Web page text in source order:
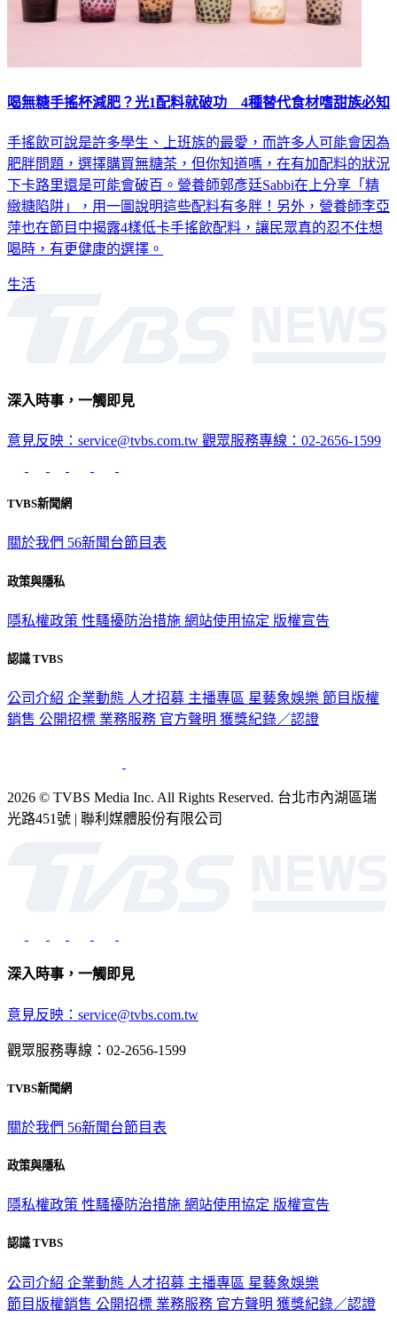
喝無糖手搖杯減肥？光1配料就破功 4種替代食材嗜甜族必知
手搖飲可說是許多學生、上班族的最愛，而許多人可能會因為
肥胖問題，選擇購買無糖茶，但你知道嗎，在有加配料的狀況
下卡路里還是可能會破百。營養師郭彥廷Sabbi在上分享「精
緻糖陷阱」，用一圖說明這些配料有多胖！另外，營養師李亞
萍也在節目中揭露4樣低卡手搖飲配料，讓民眾真的忍不住想
喝時，有更健康的選擇。
生活
深入時事，一觸即見
意見反映：service@tvbs.com.tw 觀眾服務專線：02-2656-1599
TVBS新聞網
關於我們 56新聞台節目表
政策與隱私
隱私權政策 性騷擾防治措施 網站使用協定 版權宣告
認識 TVBS
公司介紹 企業動態 人才招募 主播專區 星藝象娛樂 節目版權
銷售 公開招標 業務服務 官方聲明 獲獎紀錄／認證
2026 © TVBS Media Inc. All Rights Reserved. 台北市內湖區瑞
光路451號 | 聯利媒體股份有限公司
深入時事，一觸即見
意見反映：service@tvbs.com.tw
觀眾服務專線：02-2656-1599
TVBS新聞網
關於我們 56新聞台節目表
政策與隱私
隱私權政策 性騷擾防治措施 網站使用協定 版權宣告
認識 TVBS
公司介紹 企業動態 人才招募 主播專區 星藝象娛樂
節目版權銷售 公開招標 業務服務 官方聲明 獲獎紀錄／認證